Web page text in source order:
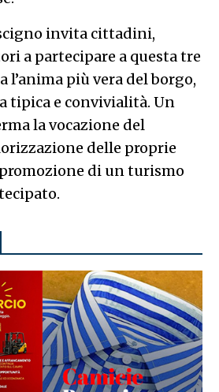
invita cittadini,
a partecipare a questa tre
l’anima più vera del borgo,
tipica e convivialità. Un
la vocazione del
delle proprie
di un turismo